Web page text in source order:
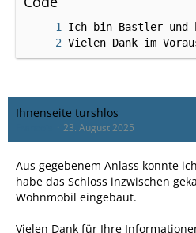
Vielen Dank im
Ihnenseite turshlos
23. August 2025
Aus gegebenem Anlass konnte
habe das Schloss inzwischen
Wohnmobil eingebaut.
Vielen Dank für Ihre